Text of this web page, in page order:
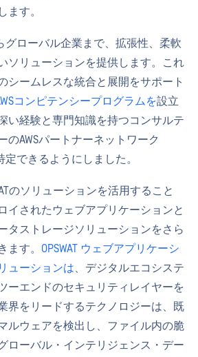
ます。
グローバル企業まで、拡張性、柔軟
ソリューションを提供します。これ
シームレスな統合と展開をサポート
コンピテンシープログラムを設立
い経験と専門知識を持つコンサルテ
のAWSパートナーネットワーク
定できるようにしました。
のソリューションを活用すること
イされたウェブアプリケーションと
タストレージソリューションをさら
ます。 OPSWAT ウェブアプリケーシ
ューションは、デジタルエコシステ
ーエンドのセキュリティレイヤーを
界をリードするテクノロジーは、既
ルウェアを検出し、ファイル内の脆
ローバル・インテリジェンス・デー